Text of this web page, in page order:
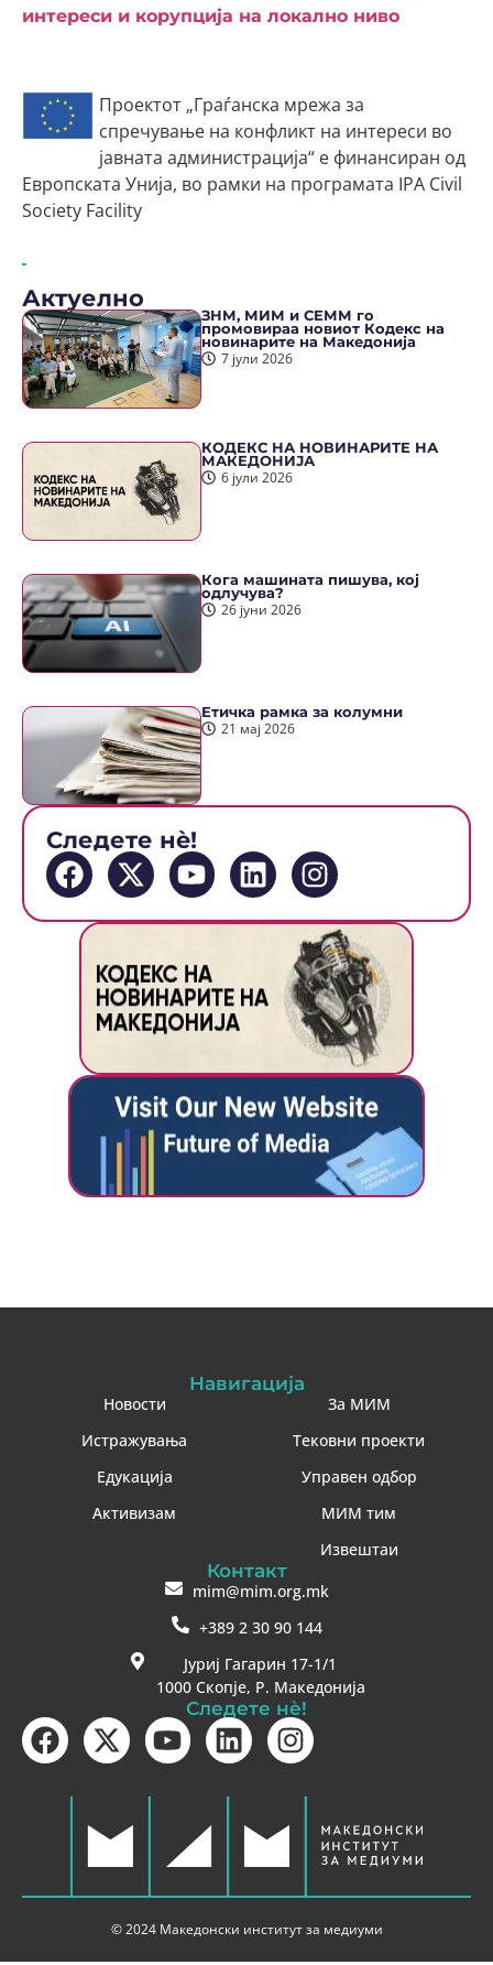
интереси и корупција на локално ниво
Проектот „Граѓанска мрежа за
спречување на конфликт на интереси во
јавната администрација“ е финансиран од
Европската Унија, во рамки на програмата IPA Civil
Society Facility
Актуелно
ЗНМ, МИМ и СЕММ го
промовираа новиот Кодекс на
новинарите на Македонија
7 јули 2026
КОДЕКС НА НОВИНАРИТЕ НА
МАКЕДОНИЈА
6 јули 2026
Кога машината пишува, кој
одлучува?
26 јуни 2026
Етичка рамка за колумни
21 мај 2026
Следете нè!
Навигација
Новости
Истражувања
Едукација
Активизам
За МИМ
Тековни проекти
Управен одбор
МИМ тим
Извештаи
Контакт
mim@mim.org.mk
+389 2 30 90 144
Јуриј Гагарин 17-1/1
1000 Скопје, Р. Македонија
Следете нè!
© 2024 Македонски институт за медиуми